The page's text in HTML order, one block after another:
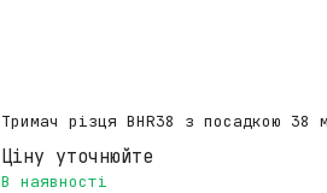
Тримач різця BHR38 з посадкою 38
Ціну уточнюйте
В наявності